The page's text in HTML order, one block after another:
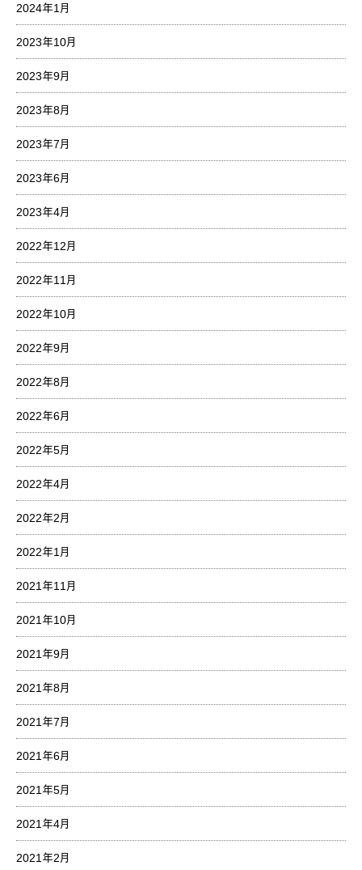
2024年1月
2023年10月
2023年9月
2023年8月
2023年7月
2023年6月
2023年4月
2022年12月
2022年11月
2022年10月
2022年9月
2022年8月
2022年6月
2022年5月
2022年4月
2022年2月
2022年1月
2021年11月
2021年10月
2021年9月
2021年8月
2021年7月
2021年6月
2021年5月
2021年4月
2021年2月